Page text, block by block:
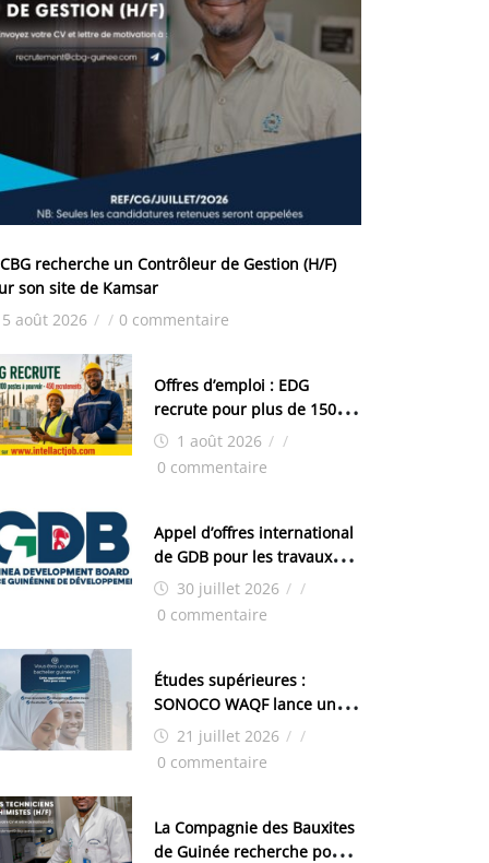
recherche un Contrôleur de Gestion (H/F)
son site de Kamsar
5 août 2026 / / 0 commentaire
Offres d’emploi : EDG
recrute pour plus de 150
postes1 août 2026 / /
0 commentaire
Appel d’offres international
de GDB pour les travaux
d’aménagement de la zone
industrielle de FANDJE
30 juillet 2026 / /
0 commentaire
Études supérieures :
SONOCO WAQF lance un
programme de bourses
pour la Malaisie
21 juillet 2026 / /
0 commentaire
La Compagnie des Bauxites
de Guinée recherche pour